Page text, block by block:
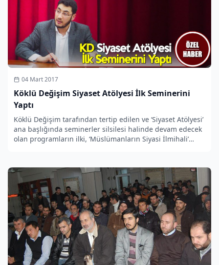
04 Mart 2017
Köklü Değişim Siyaset Atölyesi İlk Seminerini
Yaptı
Köklü Değişim tarafından tertip edilen ve ‘Siyaset Atölyesi’
ana başlığında seminerler silsilesi halinde devam edecek
olan programların ilki, ‘Müslümanların Siyasi İlmihali’